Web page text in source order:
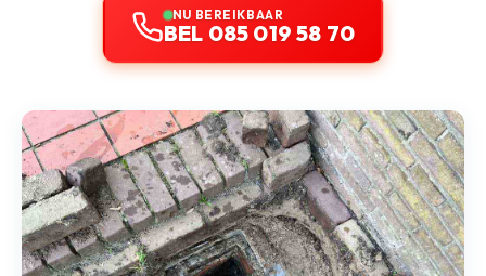
NU BEREIKBAAR
BEL 085 019 58 70